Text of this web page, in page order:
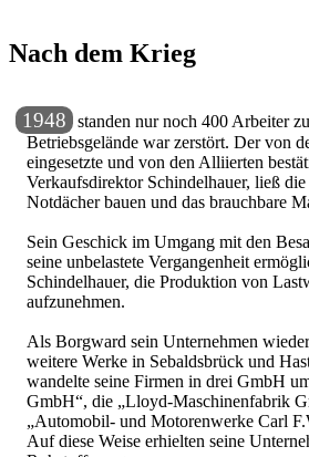
Nach dem Krieg
1948 standen nur noch 400 Arbeiter
Betriebsgelände war zerstört. Der von
eingesetzte und von den Alliierten
Verkaufsdirektor Schindelhauer, ließ
Notdächer bauen und das brauchbare
Sein Geschick im Umgang mit den
seine unbelastete Vergangenheit
Schindelhauer, die Produktion von
aufzunehmen.
Als Borgward sein Unternehmen
weitere Werke in Sebaldsbrück und
wandelte seine Firmen in drei GmbH
GmbH , die Lloyd-Maschinenfabrik
Automobil- und Motorenwerke Carl
Auf diese Weise erhielten seine